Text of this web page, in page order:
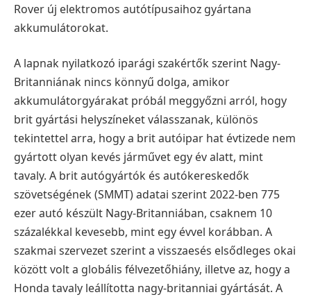
Rover új elektromos autótípusaihoz gyártana
akkumulátorokat.
A lapnak nyilatkozó iparági szakértők szerint Nagy-
Britanniának nincs könnyű dolga, amikor
akkumulátorgyárakat próbál meggyőzni arról, hogy
brit gyártási helyszíneket válasszanak, különös
tekintettel arra, hogy a brit autóipar hat évtizede nem
gyártott olyan kevés járművet egy év alatt, mint
tavaly. A brit autógyártók és autókereskedők
szövetségének (SMMT) adatai szerint 2022-ben 775
ezer autó készült Nagy-Britanniában, csaknem 10
százalékkal kevesebb, mint egy évvel korábban. A
szakmai szervezet szerint a visszaesés elsődleges okai
között volt a globális félvezetőhiány, illetve az, hogy a
Honda tavaly leállította nagy-britanniai gyártását. A